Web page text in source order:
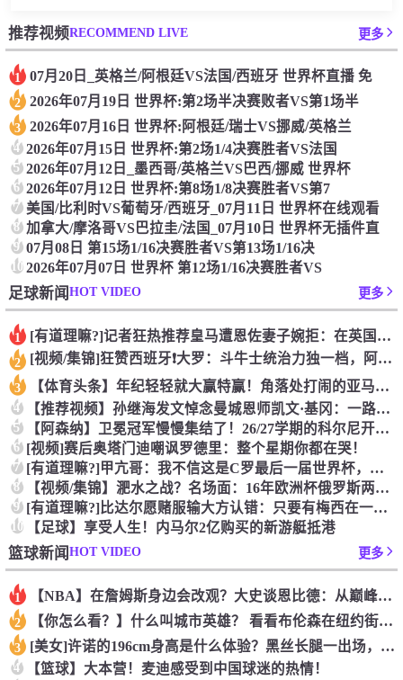
推荐视频RECOMMEND LIVE 更多
1 07月20日_英格兰/阿根廷VS法国/西班牙 世界杯直播 免
2 2026年07月19日 世界杯:第2场半决赛败者VS第1场半
3 2026年07月16日 世界杯:阿根廷/瑞士VS挪威/英格兰
4 2026年07月15日 世界杯:第2场1/4决赛胜者VS法国
5 2026年07月12日_墨西哥/英格兰VS巴西/挪威 世界杯
6 2026年07月12日 世界杯:第8场1/8决赛胜者VS第7
7 美国/比利时VS葡萄牙/西班牙_07月11日 世界杯在线观看
8 加拿大/摩洛哥VS巴拉圭/法国_07月10日 世界杯无插件直
9 07月08日 第15场1/16决赛胜者VS第13场1/16决
102026年07月07日 世界杯 第12场1/16决赛胜者VS
足球新闻HOT VIDEO 更多
1 [有道理嘛?]记者狂热推荐皇马遭恩佐妻子婉拒：在英国挺好对去
2 [视频/集锦]狂赞西班牙❗大罗：斗牛士统治力独一档，阿根廷有
3 【体育头条】年纪轻轻就大赢特赢！角落处打闹的亚马尔和尼科！
4 【推荐视频】孙继海发文悼念曼城恩师凯文·基冈：一路奔波，刚落
5 【阿森纳】卫冕冠军慢慢集结了！26/27学期的科尔尼开学了！
6 [视频]赛后奥塔门迪嘲讽罗德里：整个星期你都在哭！
7 [有道理嘛?]甲亢哥：我不信这是C罗最后一届世界杯，他身体里
8 【视频/集锦】淝水之战？名场面：16年欧洲杯俄罗斯两百球迷大
9 [有道理嘛?]比达尔愿赌服输大方认错：只要有梅西在一切皆有可
10 【足球】享受人生！内马尔2亿购买的新游艇抵港
篮球新闻HOT VIDEO 更多
1 【NBA】在詹姆斯身边会改观？大史谈恩比德：从巅峰就开始撅腚
2 【你怎么看？】什么叫城市英雄？ 看看布伦森在纽约街头的待遇就
3 [美女]许诺的196cm身高是什么体验？黑丝长腿一出场，路人
4 【篮球】大本营！麦迪感受到中国球迷的热情！